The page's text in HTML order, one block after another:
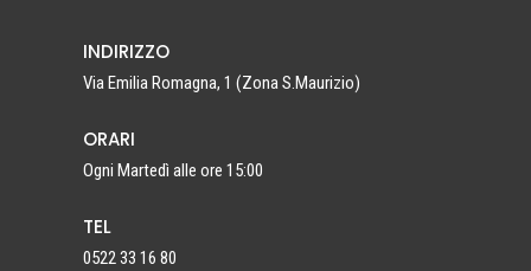
INDIRIZZO
Via Emilia Romagna, 1 (Zona S.Maurizio)
ORARI
Ogni Martedì alle ore 15:00
TEL
0522 33 16 80